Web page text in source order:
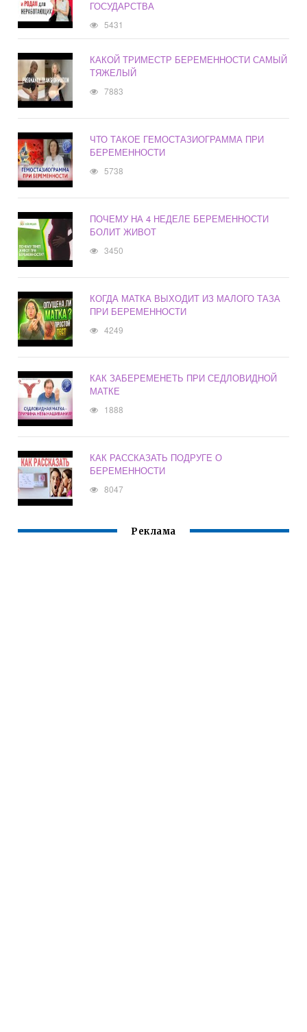
ГОСУДАРСТВА
5431
КАКОЙ ТРИМЕСТР БЕРЕМЕННОСТИ САМЫЙ
ТЯЖЕЛЫЙ
7883
ЧТО ТАКОЕ ГЕМОСТАЗИОГРАММА ПРИ
БЕРЕМЕННОСТИ
5738
ПОЧЕМУ НА 4 НЕДЕЛЕ БЕРЕМЕННОСТИ
БОЛИТ ЖИВОТ
3450
КОГДА МАТКА ВЫХОДИТ ИЗ МАЛОГО ТАЗА
ПРИ БЕРЕМЕННОСТИ
4249
КАК ЗАБЕРЕМЕНЕТЬ ПРИ СЕДЛОВИДНОЙ
МАТКЕ
1888
КАК РАССКАЗАТЬ ПОДРУГЕ О
БЕРЕМЕННОСТИ
8047
Реклама